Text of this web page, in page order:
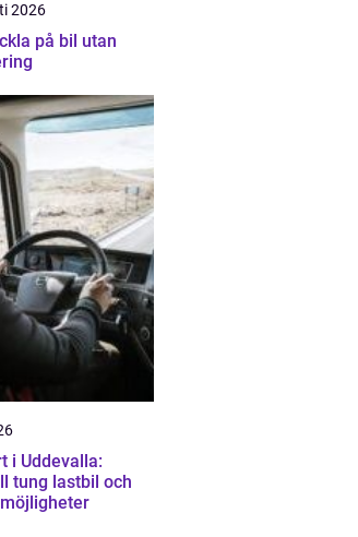
2026
på bil utan
i Uddevalla:
tung lastbil och